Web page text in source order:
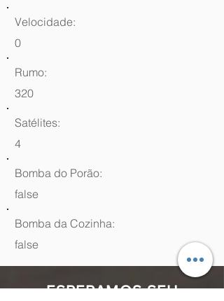
Velocidade:
0
Rumo:
320
Satélites:
4
Bomba do Porão:
false
Bomba da Cozinha:
false
ESPERAMOS SEU